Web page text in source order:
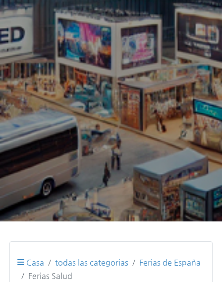
Casa todas las categorias
Ferias de España
Ferias Salud